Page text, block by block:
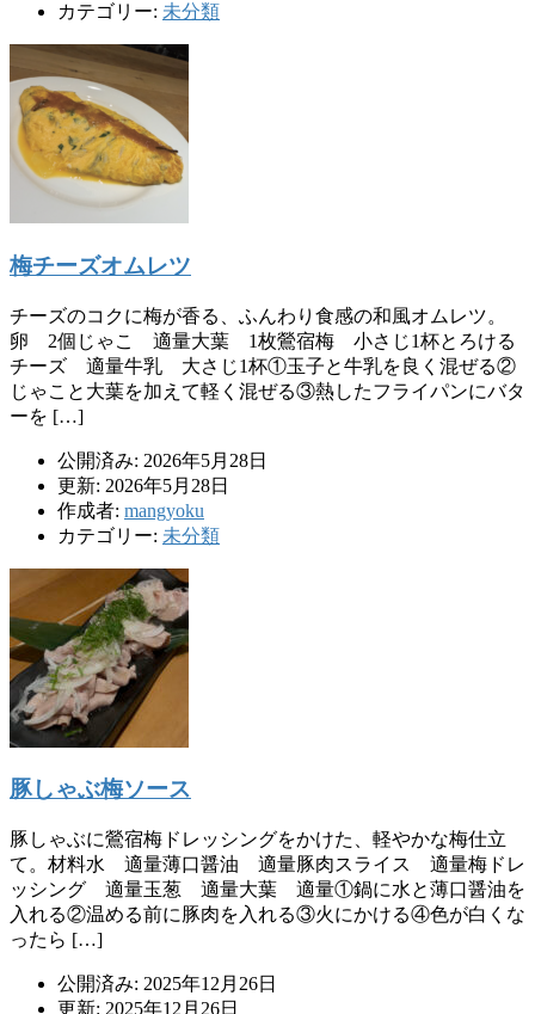
カテゴリー: 未分類
梅チーズオムレツ
チーズのコクに梅が香る、ふんわり食感の和風オムレツ。
卵 2個じゃこ 適量大葉 1枚鶯宿梅 小さじ1杯とろける
チーズ 適量牛乳 大さじ1杯①玉子と牛乳を良く混ぜる②
じゃこと大葉を加えて軽く混ぜる③熱したフライパンにバタ
ーを […]
公開済み: 2026年5月28日
更新: 2026年5月28日
作成者: mangyoku
カテゴリー: 未分類
豚しゃぶ梅ソース
豚しゃぶに鶯宿梅ドレッシングをかけた、軽やかな梅仕立
て。材料水 適量薄口醤油 適量豚肉スライス 適量梅ドレ
ッシング 適量玉葱 適量大葉 適量①鍋に水と薄口醤油を
入れる②温める前に豚肉を入れる③火にかける④色が白くな
ったら […]
公開済み: 2025年12月26日
更新: 2025年12月26日